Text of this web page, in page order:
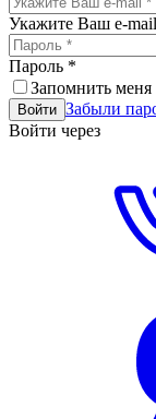
Укажите Ваш e-mail
Пароль *
Запомнить меня
Войти Забыли
Войти через